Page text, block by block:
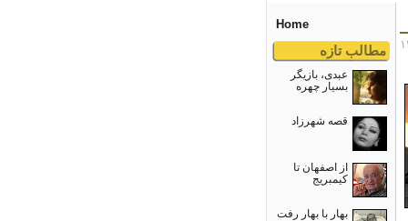
Home
مطالب تازه
عبدی، بازیگر
بسیار چهره
قصه شهرزاد
از اصفهان تا
کیمبریج
بهار با بهار رفت